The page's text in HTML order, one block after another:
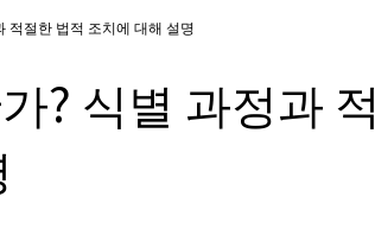
적절한 법적 조치에 대해 설명
? 식별 과정과 적